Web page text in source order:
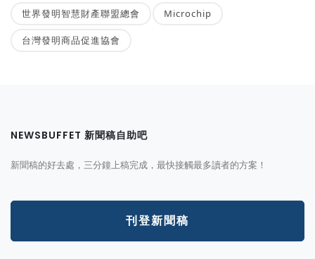
世界發明智慧財產聯盟總會 Microchip
台灣發明商品促進協會
NEWSBUFFET 新聞稿自助吧
新聞稿的好去處，三分鐘上稿完成，最快接觸最多讀者的方案！
刊登新聞稿